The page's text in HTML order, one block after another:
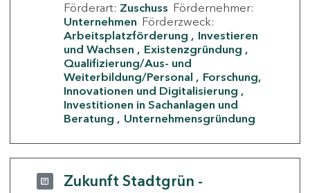
Förderart: Zuschuss Fördernehmer:
Unternehmen Förderzweck:
Arbeitsplatzförderung
Investieren
und Wachsen
Existenzgründung
Qualifizierung/Aus- und
Weiterbildung/Personal
Forschung,
Innovationen und Digitalisierung
Investitionen in Sachanlagen und
Beratung
Unternehmensgründung
Zukunft Stadtgrün -